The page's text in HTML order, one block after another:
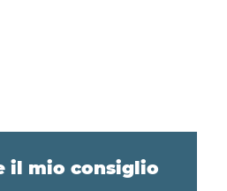
il mio consiglio